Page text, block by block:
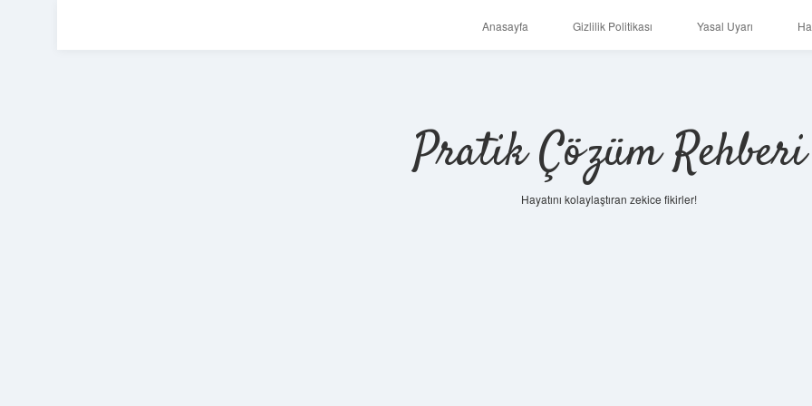
Anasayfa Gizlilik Politikası Yasal Uyarı
Pratik Çözüm Rehberi
Hayatını kolaylaştıran zekice fikirler!